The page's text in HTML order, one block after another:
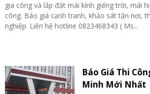
gia công và lắp đặt mái kính giếng trời, mái
công. Báo giá cạnh tranh, khảo sát tận nơi,
nghiệp. Liên hệ hotline 0823468343 ( Ms...
Báo Giá Thi
Minh Mới Nhất